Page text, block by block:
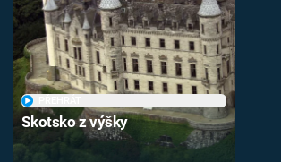
Skotsko z výšky